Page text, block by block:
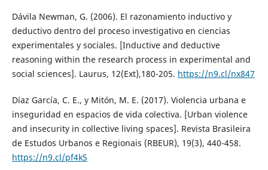
Dávila Newman, G. (2006). El razonamiento inductivo y
deductivo dentro del proceso investigativo en ciencias
experimentales y sociales. [Inductive and deductive
reasoning within the research process in experimental and
social sciences]. Laurus, 12(Ext),180-205. https://n9.cl/nx847
Díaz García, C. E., y Mitón, M. E. (2017). Violencia urbana e
inseguridad en espacios de vida colectiva. [Urban violence
and insecurity in collective living spaces]. Revista Brasileira
de Estudos Urbanos e Regionais (RBEUR), 19(3), 440-458.
https://n9.cl/pf4k5